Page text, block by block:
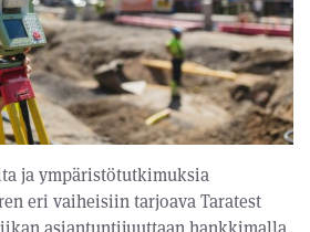
ja ympäristötutkimuksia
eri vaiheisiin tarjoava Taratest